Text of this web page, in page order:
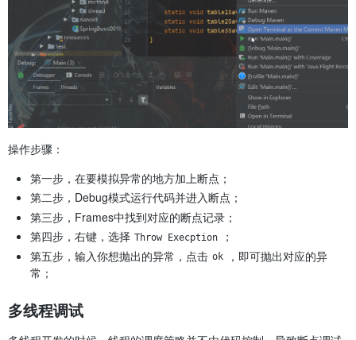
操作步骤：
第一步，在要模拟异常的地方加上断点；
第二步，Debug模式运行代码并进入断点；
第三步，Frames中找到对应的断点记录；
第四步，右键，选择 Throw Execption
；
第五步，输入你想抛出的异常，点击 ok
，即可抛出对应的异
常；
多线程调试